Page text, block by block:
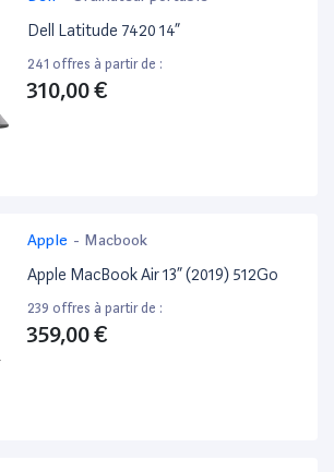
Dell Latitude 7420 14”
241 offres à partir de :
310,00 €
Apple - Macbook
Apple MacBook Air 13” (2019) 512Go
239 offres à partir de :
359,00 €